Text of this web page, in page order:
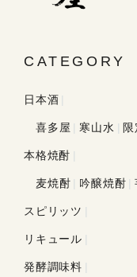
CATEGORY
日本酒
喜多屋 寒山水
本格焼酎
麦焼酎 吟醸焼酎
スピリッツ
リキュール
発酵調味料